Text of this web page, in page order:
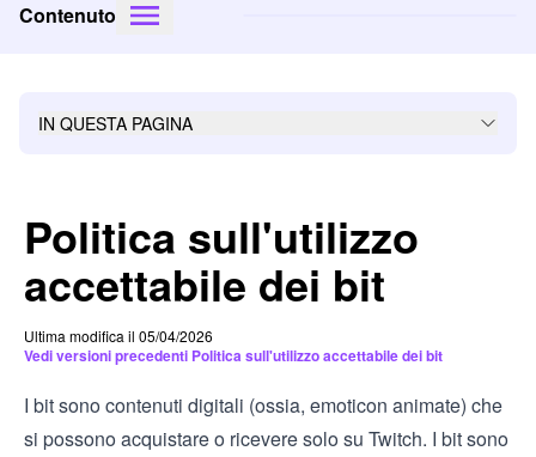
Contenuto
Politica sull'utilizzo
accettabile dei bit
IN QUESTA PAGINA
Ultima modifica il 05/04/2026
Vedi versioni precedenti Politica sull'utilizzo accettabile dei bit
I bit sono contenuti digitali (ossia, emoticon animate) che
si possono acquistare o ricevere solo su Twitch. I bit sono